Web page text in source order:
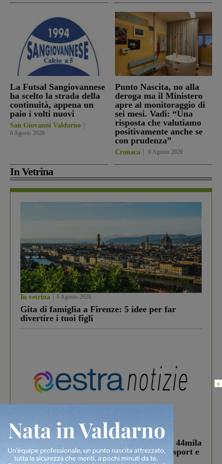
La Futsal Sangiovannese
ha scelto la strada della
continuità, appena un
paio i volti nuovi
San Giovanni Valdarno
6 Agosto 2026
Punto Nascita, no alla
deroga ma il Ministero
apre al monitoraggio di
sei mesi. Vadi: “Una
risposta che valutiamo
positivamente anche se
con prudenza”
Cronaca 6 Agosto 2026
In Vetrina
In vetrina 6 Agosto 2026
Gita di famiglia a Firenze: 5 idee per far
divertire i tuoi figli
In vetrina 3 Agosto 2026
Estra Notizie agosto: Smart Cities, oltre 44mila
studenti coinvolti, torna il bando per lo sport e
debutta il podcast Estrair
×